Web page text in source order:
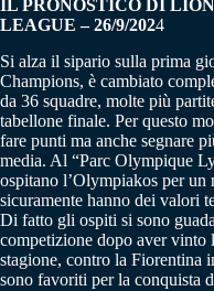
IL PRONOSTICO DI
LEAGUE – 26/9/2024
Si alza il sipario sulla prima
Champions, è cambiato
da 36 squadre, molte più
tabellone finale. Per questo
fare punti ma anche segnare
media. Al “Parc Olympique
ospitano l’Olympiakos per un
sicuramente hanno dei valori
Di fatto gli ospiti si sono
competizione dopo aver vinto
stagione, contro la Fiorentina
sono favoriti per la conquista